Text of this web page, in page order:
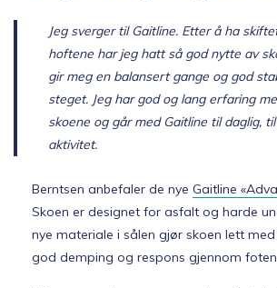
Jeg sverger til Gaitline. Etter å ha
hoftene har jeg hatt så god nytte av
gir meg en balansert gange og god
steget. Jeg har god og lang erfaring
skoene og går med Gaitline til daglig,
aktivitet.
Berntsen anbefaler de nye Gaitline
Skoen er designet for asfalt og harde
nye materiale i sålen gjør skoen lett
god demping og respons gjennom